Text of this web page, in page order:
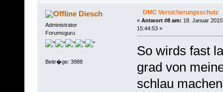
Diesch
Administrator
Forumsguru
Beitr�ge: 3988
DMC Versicherungsschutz
« Antwort #8 am: 18. Januar
15:44:53 »
So wirds fast
grad von
schlau